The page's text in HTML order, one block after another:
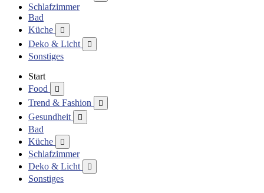
Schlafzimmer
Bad
Küche

Deko & Licht 
Sonstiges
Start
Food

Trend & Fashion 
Gesundheit 
Bad
Küche

Schlafzimmer
Deko & Licht

Sonstiges